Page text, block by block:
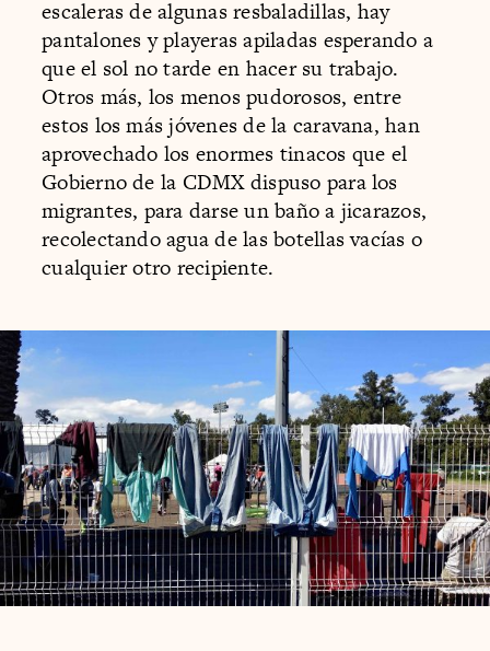
escaleras de algunas resbaladillas, hay
pantalones y playeras apiladas esperando a
que el sol no tarde en hacer su trabajo.
Otros más, los menos pudorosos, entre
estos los más jóvenes de la caravana, han
aprovechado los enormes tinacos que el
Gobierno de la CDMX dispuso para los
migrantes, para darse un baño a jicarazos,
recolectando agua de las botellas vacías o
cualquier otro recipiente.